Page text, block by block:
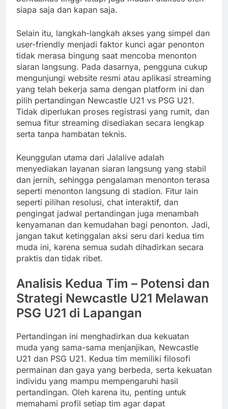
siapa saja dan kapan saja.
Selain itu, langkah-langkah akses yang simpel dan
user-friendly menjadi faktor kunci agar penonton
tidak merasa bingung saat mencoba menonton
siaran langsung. Pada dasarnya, pengguna cukup
mengunjungi website resmi atau aplikasi streaming
yang telah bekerja sama dengan platform ini dan
pilih pertandingan Newcastle U21 vs PSG U21.
Tidak diperlukan proses registrasi yang rumit, dan
semua fitur streaming disediakan secara lengkap
serta tanpa hambatan teknis.
Keunggulan utama dari Jalalive adalah
menyediakan layanan siaran langsung yang stabil
dan jernih, sehingga pengalaman menonton terasa
seperti menonton langsung di stadion. Fitur lain
seperti pilihan resolusi, chat interaktif, dan
pengingat jadwal pertandingan juga menambah
kenyamanan dan kemudahan bagi penonton. Jadi,
jangan takut ketinggalan aksi seru dari kedua tim
muda ini, karena semua sudah dihadirkan secara
praktis dan tidak ribet.
Analisis Kedua Tim – Potensi dan
Strategi Newcastle U21 Melawan
PSG U21 di Lapangan
Pertandingan ini menghadirkan dua kekuatan
muda yang sama-sama menjanjikan, Newcastle
U21 dan PSG U21. Kedua tim memiliki filosofi
permainan dan gaya yang berbeda, serta kekuatan
individu yang mampu mempengaruhi hasil
pertandingan. Oleh karena itu, penting untuk
memahami profil setiap tim agar dapat